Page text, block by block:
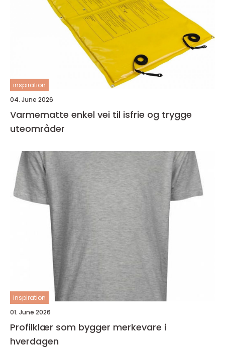
inspiration
04. June 2026
Varmematte enkel vei til isfrie og trygge
uteområder
inspiration
01. June 2026
Profilklær som bygger merkevare i
hverdagen